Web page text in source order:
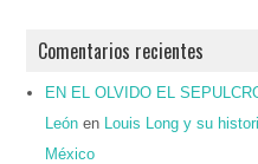
Comentarios recientes
EN EL OLVIDO EL
León en
Louis Long y su
México